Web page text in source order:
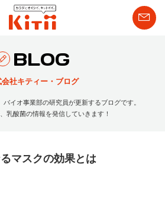
BLOG
会社キティー・ブログ
イオ事業部の研究員が更新するブログです。
乳酸菌の情報を発信していきます！
マスクの効果とは